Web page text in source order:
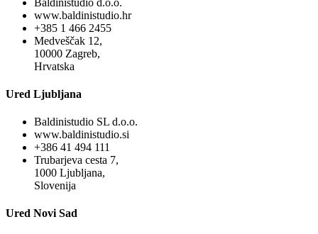
www.baldinistudio.hr
+385 1 466 2455
Medveščak 12,
10000 Zagreb,
Hrvatska
Ured Ljubljana
Baldinistudio SL d.o.o.
www.baldinistudio.si
+386 41 494 111
Trubarjeva cesta 7,
1000 Ljubljana,
Slovenija
Ured Novi Sad